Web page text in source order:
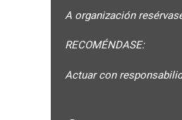
A organización
RECOMÉNDASE:
Actuar con